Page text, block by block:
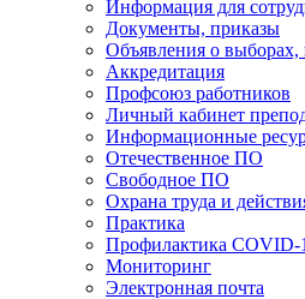
Информация для
Документы, приказы
Объявления о выборах,
Аккредитация
Профсоюз работников
Личный кабинет
Информационные
Отечественное ПО
Свободное ПО
Охрана труда и
Практика
Профилактика COVID-
Мониторинг
Электронная почта